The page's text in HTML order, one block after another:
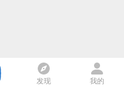
发现 我的